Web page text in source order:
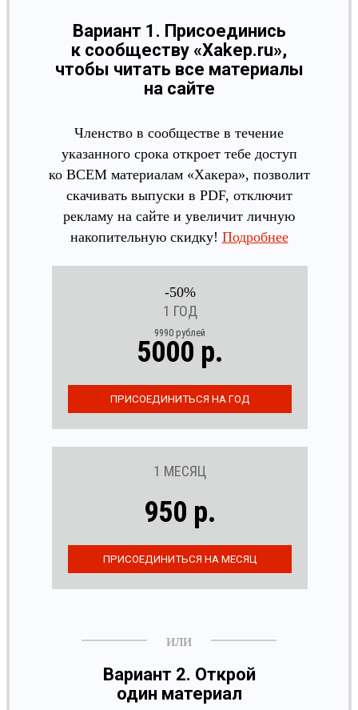
Вариант 1. Присоединись
к сообществу «Xakep.ru»,
чтобы читать все материалы
на сайте
Членство в сообществе в течение
указанного срока откроет тебе доступ
ко ВСЕМ материалам «Хакера», позволит
скачивать выпуски в PDF, отключит
рекламу на сайте и увеличит личную
накопительную скидку! Подробнее
-50%
1 ГОД
9990 рублей
5000 р.
1 МЕСЯЦ
950 р.
Вариант 2. Открой
один материал